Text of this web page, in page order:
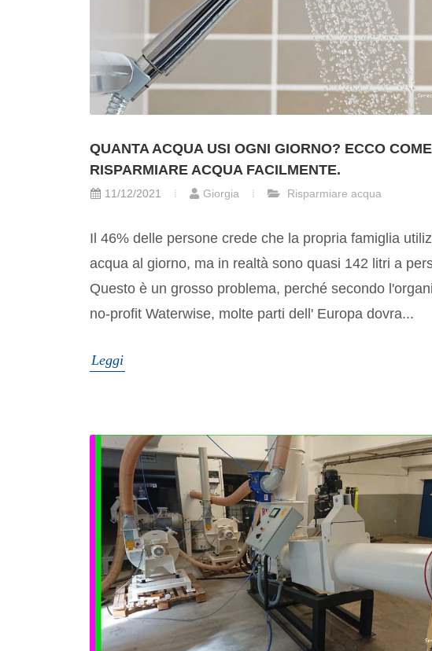
QUANTA ACQUA USI OGNI GIORNO? ECCO COME
RISPARMIARE ACQUA FACILMENTE.
11/12/2021 Giorgia Risparmiare acqua
Il 46% delle persone crede che la propria famiglia
acqua al giorno, ma in realtà sono quasi 142 litri a
Questo è un grosso problema, perché secondo
no-profit Waterwise, molte parti dell' Europa dovra...
Leggi